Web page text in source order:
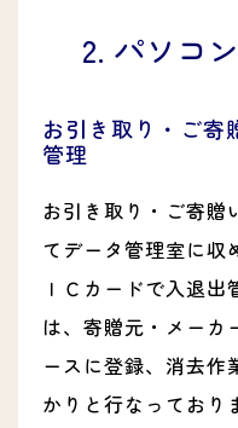
2. パソコ
お引き取り・ご寄
管理
お引き取り・ご寄贈
てデータ管理室に収
ＩＣカードで入退
は、寄贈元・メーカ
ースに登録、消去作
かりと行なっており